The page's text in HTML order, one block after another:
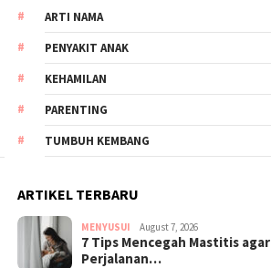
ARTI NAMA
PENYAKIT ANAK
KEHAMILAN
PARENTING
TUMBUH KEMBANG
ARTIKEL TERBARU
MENYUSUI August 7, 2026
7 Tips Mencegah Mastitis agar
Perjalanan…